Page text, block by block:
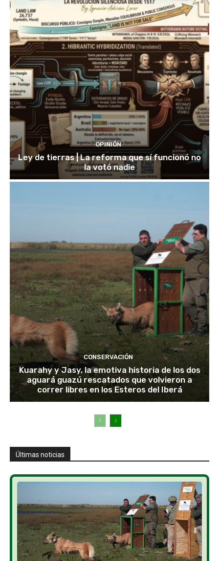
OPINIÓN
Ley de tierras | La reforma que sí funcionó no
la votó nadie
CONSERVACIÓN
Kuarahy y Jasy, la emotiva historia de los dos
aguará guazú rescatados que volvieron a
correr libres en los Esteros del Iberá
Últimas noticias